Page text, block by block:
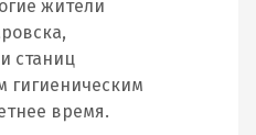
жители
станиц
гигиеническим
время.